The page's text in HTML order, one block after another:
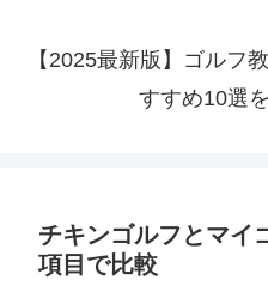
【2025最新版】ゴルフ
すすめ10選
チキンゴルフとマイ
項目で比較